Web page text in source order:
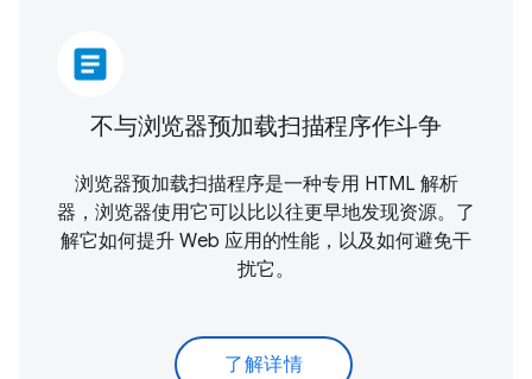
article
不与浏览器预加载扫描程序作斗争
浏览器预加载扫描程序是一种专用 HTML 解析
器，浏览器使用它可以比以往更早地发现资源。了
解它如何提升 Web 应用的性能，以及如何避免干
扰它。
了解详情